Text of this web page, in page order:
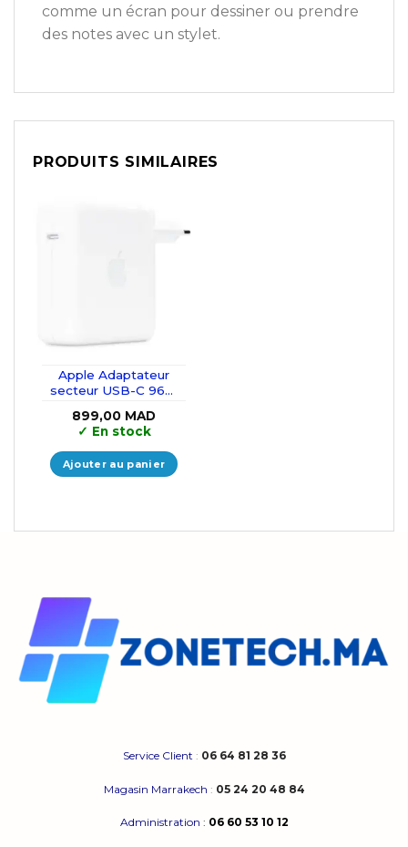
comme un écran pour dessiner ou prendre
des notes avec un stylet.
PRODUITS SIMILAIRES
Apple Adaptateur
secteur USB-C 96W
899,00 MAD
✓ En stock
Ajouter au panier
Service Client : 06 64 81 28 36
Magasin Marrakech : 05 24 20 48 84
Administration : 06 60 53 10 12